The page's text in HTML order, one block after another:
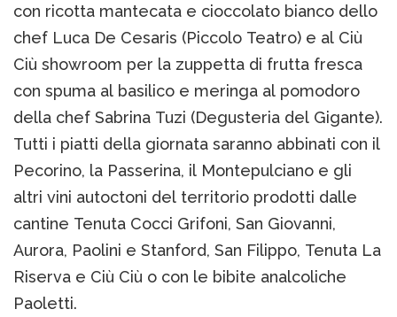
con ricotta mantecata e cioccolato bianco dello
chef Luca De Cesaris (Piccolo Teatro) e al Ciù
Ciù showroom per la zuppetta di frutta fresca
con spuma al basilico e meringa al pomodoro
della chef Sabrina Tuzi (Degusteria del Gigante).
Tutti i piatti della giornata saranno abbinati con il
Pecorino, la Passerina, il Montepulciano e gli
altri vini autoctoni del territorio prodotti dalle
cantine Tenuta Cocci Grifoni, San Giovanni,
Aurora, Paolini e Stanford, San Filippo, Tenuta La
Riserva e Ciù Ciù o con le bibite analcoliche
Paoletti.